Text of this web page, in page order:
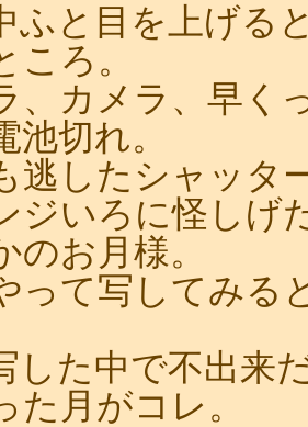
ふと目を上げる
ころ。
、カメラ、早く
池切れ。
逃したシャッタ
ジいろに怪しげ
のお月様。
って写してみる
した中で不出来
た月がコレ。